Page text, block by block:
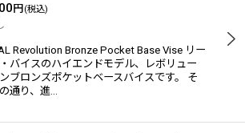
円 (税込)
Revolution Bronze Pocket Base Vise リー
バイスのハイエンドモデル、レボリュー
ブロンズポケットベースバイスです。 そ
通り、進…